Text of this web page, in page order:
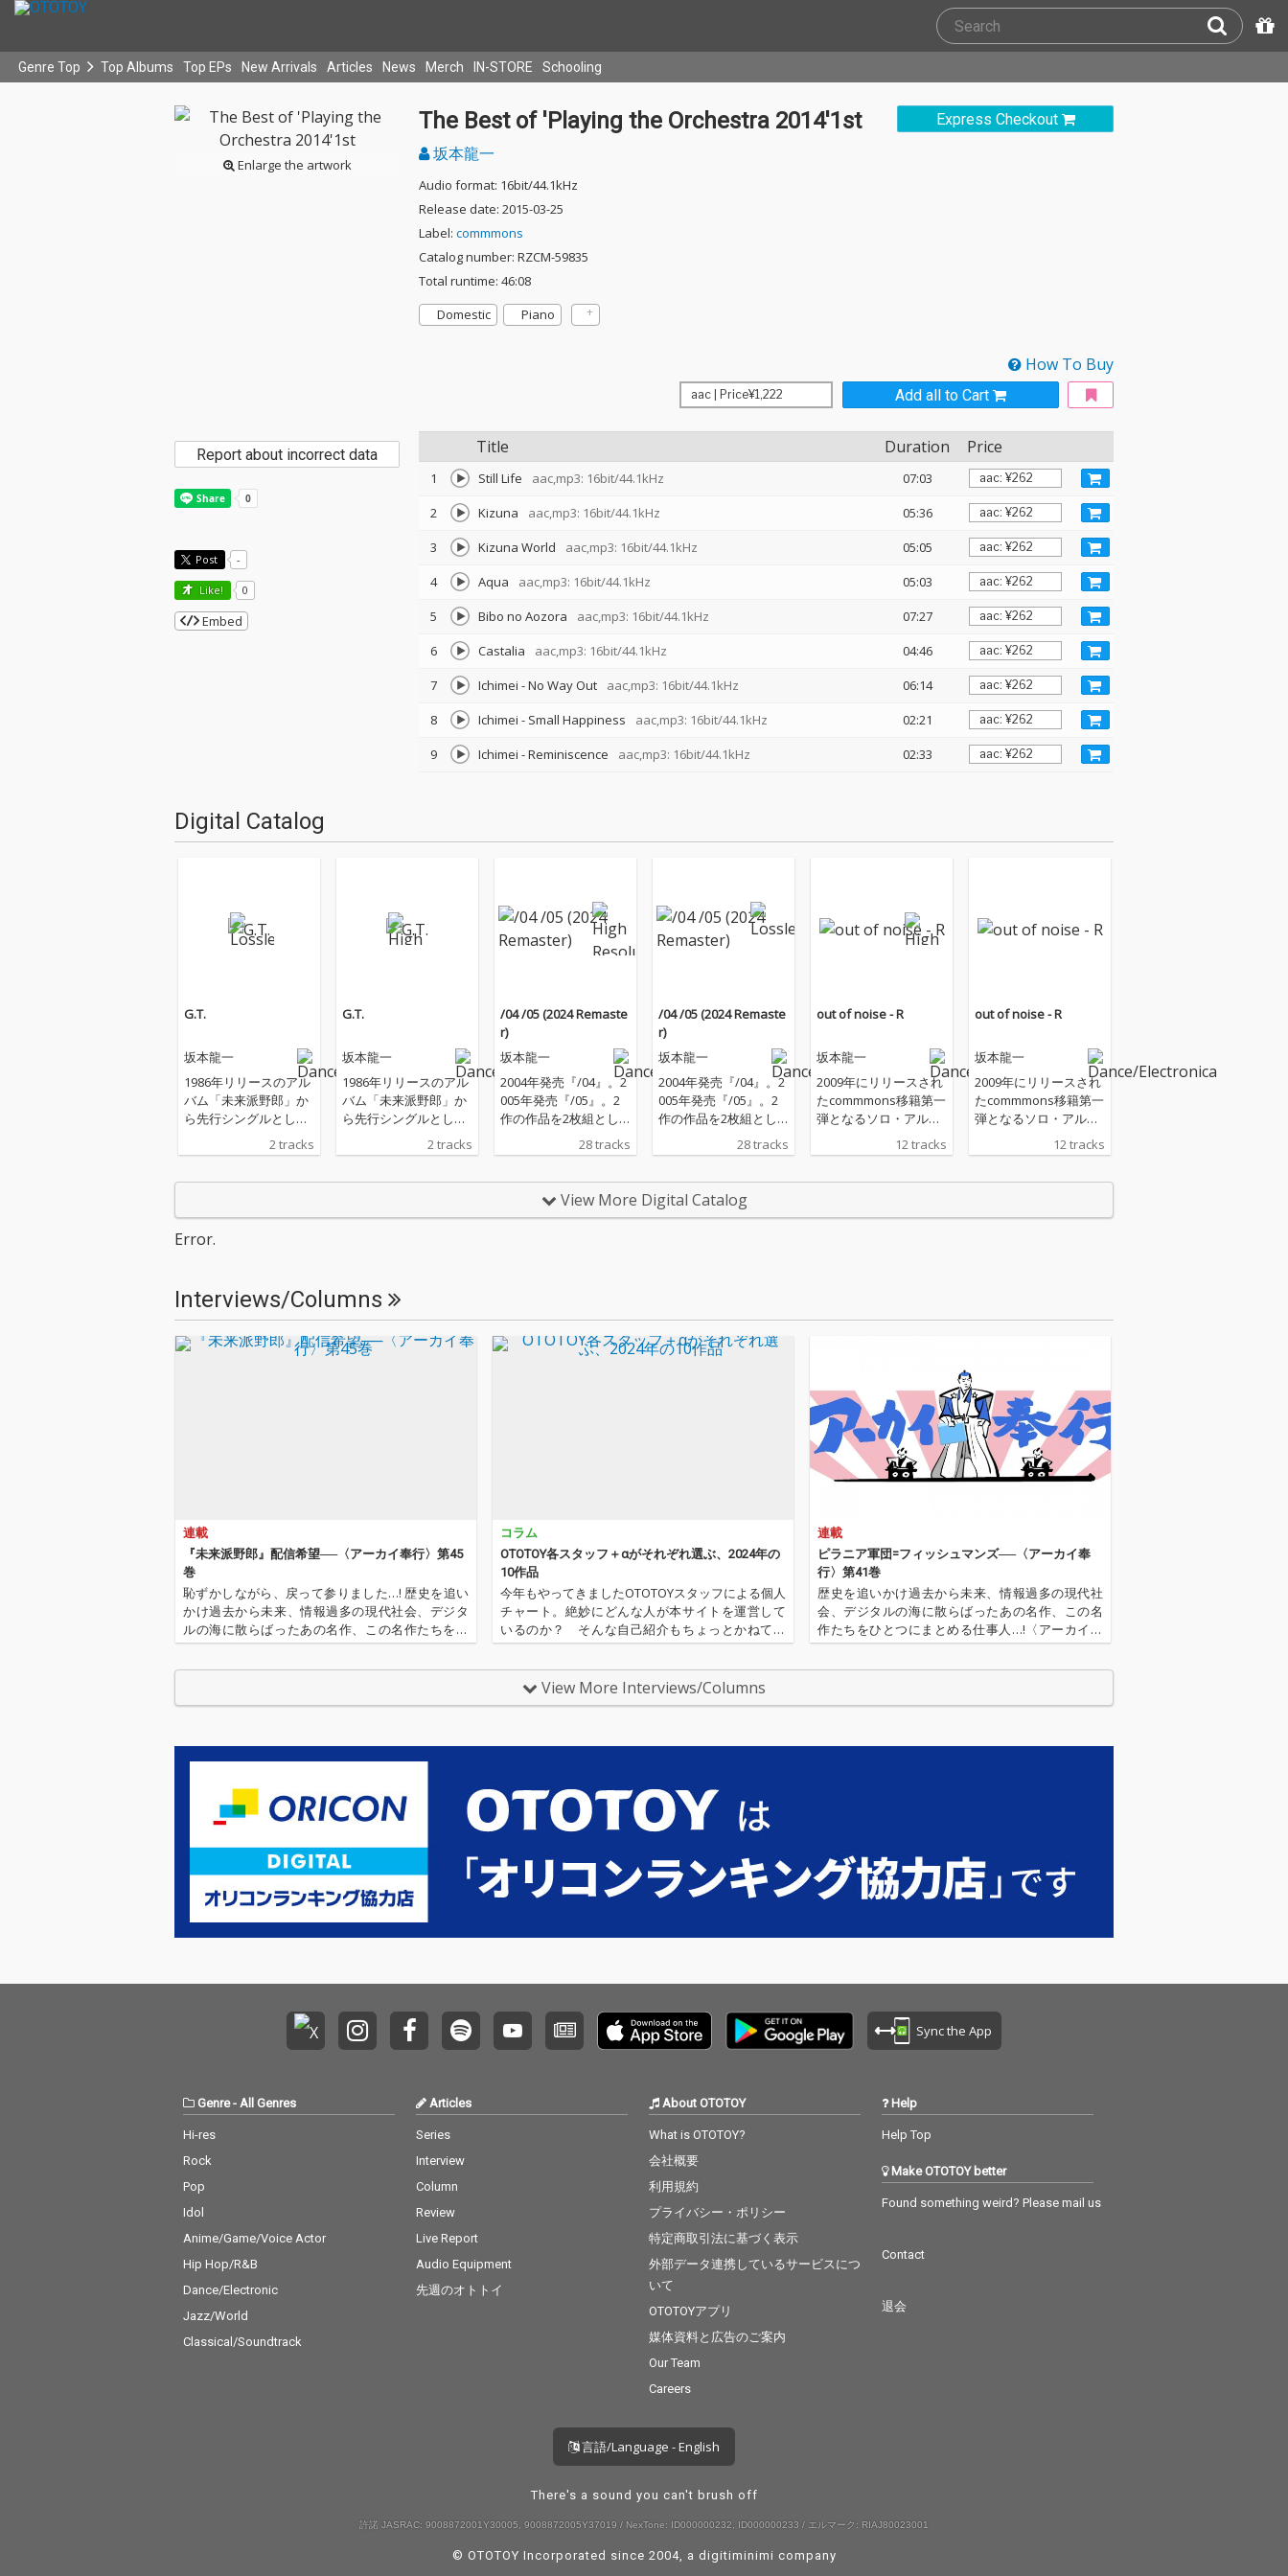
Genre Top Top Albums Top EPs New Arrivals Articles News Merch IN-STORE Schooling
Enlarge the artwork
Express Checkout
The Best of 'Playing the Orchestra 2014'1st
坂本龍一
Audio format: 16bit/44.1kHz
Release date: 2015-03-25
Label: commmons
Catalog number: RZCM-59835
Total runtime: 46:08
Domestic
Piano
How To Buy
Add all to Cart
Title Duration Price
1 Still Life aac,mp3: 16bit/44.1kHz
07:03
2
Kizuna aac,mp3: 16bit/44.1kHz
05:36
3
Kizuna World aac,mp3: 16bit/44.1kHz
05:05
4
Aqua aac,mp3: 16bit/44.1kHz
05:03
5
Bibo no Aozora aac,mp3: 16bit/44.1kHz
07:27
6
Castalia aac,mp3: 16bit/44.1kHz
04:46
7
Ichimei - No Way Out aac,mp3: 16bit/44.1kHz
06:14
8
Ichimei - Small Happiness aac,mp3: 16bit/44.1kHz
02:21
9
Ichimei - Reminiscence aac,mp3: 16bit/44.1kHz 02:33
Report about incorrect data
Post -
Like! 0
Embed
Digital Catalog
G.T.
坂本龍一
1986年リリースのアル
バム「未来派野郎」か
ら先行シングルとして
T.」が配信開始。 「G.
ード感溢れる、ダンサ
ン。ヴォーカルにはN.
Y.の伝説的DJ、ラリ
ー・レヴァンがプロデ
ュースしていたグルー
パンの前奏曲を想起さ
せるピアノ主体の作品
で、ヴォーカリーズに
かの香織、ギターにア
ート・リンゼイが参
加。後にピアノ・トリ
オやピアノ・ソロでも
掛けたHeba Kadryを
起用した。
2 tracks
G.T.
坂本龍一
1986年リリースのアル
バム「未来派野郎」か
ら先行シングルとして
T.」が配信開始。 「G.
ン。ヴォーカルにはN.
Y.の伝説的DJ、ラリ
ー・レヴァンがプロデ
ュースしていたグルー
せるピアノ主体の作品
かの香織、ギターにア
ート・リンゼイが参
加。後にピアノ・トリ
オやピアノ・ソロでも
掛けたHeba Kadryを
起用した。
2 tracks
/04 /05 (2024 Remaste
r)
坂本龍一
2004年発売『/04』。2
005年発売『/05』。2
作の作品を2枚組とし
て最新リマスターによ
り再発売。映画テーマ
品、YMO楽曲など、坂
本龍一クラシックスの
スト・アルバムともい
える作品!
28 tracks
/04 /05 (2024 Remaste
r)
坂本龍一
2004年発売『/04』。2
005年発売『/05』。2
作の作品を2枚組とし
て最新リマスターによ
り再発売。映画テーマ
品、YMO楽曲など、坂
本龍一クラシックスの
スト・アルバムともい
える作品!
28 tracks
out of noise - R
坂本龍一
2009年にリリースされ
たcommmons移籍第一
弾となるソロ・アルバ
ム「out of noise」の
リマスター盤。坂本龍
にも使用された。
12 tracks
out of noise - R
坂本龍一
2009年にリリースされ
たcommmons移籍第一
弾となるソロ・アルバ
ム「out of noise」の
リマスター盤。坂本龍
にも使用された。
12 tracks
View More Digital Catalog
Error.
Interviews/Columns
連載
『未来派野郎』配信希望──〈アーカイ奉行〉第45
巻
恥ずかしながら、戻って参りました…! 歴史を追い
かけ過去から未来、情報過多の現代社会、デジタ
ルの海に散らばったあの名作、この名作たちをひ
とつにまとめる仕事人…!〈アーカイ奉行〉が今日
コラム
OTOTOY各スタッフ＋αがそれぞれ選ぶ、2024年の
10作品
今年もやってきましたOTOTOYスタッフによる個人
チャート。絶妙にどんな人が本サイトを運営して
いるのか？ そんな自己紹介もちょっとかねてお
ります。2024年は、それぞれなにを聴いてOTOTO
ャートをお届けします…
連載
ピラニア軍団=フィッシュマンズ──〈アーカイ奉
行〉第41巻
歴史を追いかけ過去から未来、情報過多の現代社
会、デジタルの海に散らばったあの名作、この名
作たちをひとつにまとめる仕事人…!〈アーカイ奉
行〉が今日もデジタルの乱世を治める…!'''〈アーカ
View More Interviews/Columns
Sync the App
Genre- All Genres
Hi-res
Rock
Pop
Idol
Anime/Game/Voice Actor
Hip Hop/R&B
Dance/Electronic
Jazz/World
Classical/Soundtrack
Articles
Series
Interview
Column
Review
Live Report
Audio Equipment
先週のオトトイ
About OTOTOY
What is OTOTOY?
会社概要
利用規約
プライバシー・ポリシー
特定商取引法に基づく表示
外部データ連携しているサービスにつ
いて
OTOTOYアプリ
媒体資料と広告のご案内
Our Team
Careers
Help
Help Top
Make OTOTOY better
Found something weird? Please mail us
Contact
退会
言語/Language - English
There's a sound you can't brush off
許諾 JASRAC: 9008872001Y30005, 9008872005Y37019 / NexTone: ID000000232, ID000000233 / エルマーク: RIAJ80023001
© OTOTOY Incorporated since 2004, a digitiminimi company